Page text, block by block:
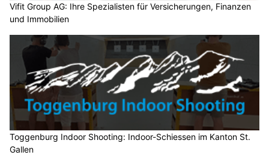
Vifit Group AG: Ihre Spezialisten für Versicherungen, Finanzen
und Immobilien
Toggenburg Indoor Shooting: Indoor-Schiessen im Kanton St.
Gallen